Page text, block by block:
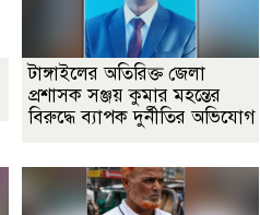
টাঙ্গাইলের অতিরিক্ত জেলা
প্রশাসক সঞ্জয় কুমার মহন্তের
বিরুদ্ধে ব্যাপক দুর্নীতির অভিযোগ